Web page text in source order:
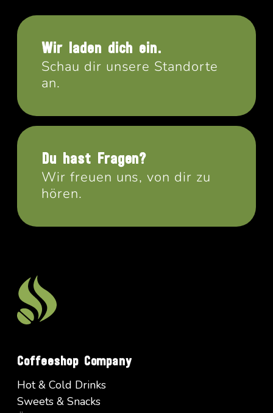
Wir laden dich ein.
Schau dir unsere Standorte
an.
Du hast Fragen?
Wir freuen uns, von dir zu
hören.
Coffeeshop Company
Hot & Cold Drinks
Sweets & Snacks